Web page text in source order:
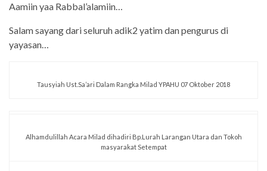
Aamiin yaa Rabbal’alamiin…
Salam sayang dari seluruh adik2 yatim dan pengurus di
yayasan…
Tausyiah Ust.Sa’ari Dalam Rangka Milad YPAHU 07 Oktober 2018
Alhamdulillah Acara Milad dihadiri Bp.Lurah Larangan Utara dan Tokoh
masyarakat Setempat